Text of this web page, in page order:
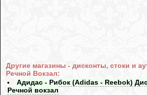
Другие магазины - дисконты, стоки и
Речной Вокзал:
Адидас - Рибок (Adidas - Reebok)
Речной вокзал